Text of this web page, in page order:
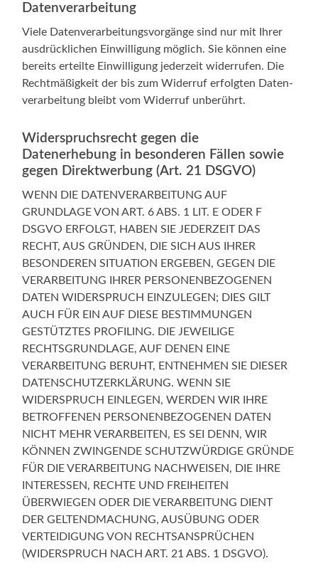
Datenverarbeitung
Vie­le Daten­ver­ar­bei­tungs­vor­gän­ge sind nur mit Ihrer
aus­drück­li­chen Ein­wil­li­gung mög­lich. Sie kön­nen eine
bereits erteil­te Ein­wil­li­gung jeder­zeit wider­ru­fen. Die
Recht­mä­ßig­keit der bis zum Wider­ruf erfolg­ten Daten­
ver­ar­bei­tung bleibt vom Wider­ruf unberührt.
Widerspruchsrecht gegen die
Datenerhebung in besonderen Fällen sowie
gegen Direktwerbung (Art. 21 DSGVO)
WENN DIE DATENVERARBEITUNG AUF
GRUNDLAGE VON ART. 6 ABS. 1 LIT. E ODER F
DSGVO ERFOLGT, HABEN SIE JEDERZEIT DAS
RECHT, AUS GRÜNDEN, DIE SICH AUS IHRER
BESONDEREN SITUATION ERGEBEN, GEGEN DIE
VERARBEITUNG IHRER PERSONENBEZOGENEN
DATEN WIDERSPRUCH EINZULEGEN; DIES GILT
AUCH FÜR EIN AUF DIESE BESTIMMUNGEN
GESTÜTZTES PROFILING. DIE JEWEILIGE
RECHTSGRUNDLAGE, AUF DENEN EINE
VERARBEITUNG BERUHT, ENTNEHMEN SIE DIESER
DATENSCHUTZERKLÄRUNG. WENN SIE
WIDERSPRUCH EINLEGEN, WERDEN WIR IHRE
BETROFFENEN PERSONENBEZOGENEN DATEN
NICHT MEHR VERARBEITEN, ES SEI DENN, WIR
KÖNNEN ZWINGENDE SCHUTZWÜRDIGE GRÜNDE
FÜR DIE VERARBEITUNG NACHWEISEN, DIE IHRE
INTERESSEN, RECHTE UND FREIHEITEN
ÜBERWIEGEN ODER DIE VERARBEITUNG DIENT
DER GELTENDMACHUNG, AUSÜBUNG ODER
VERTEIDIGUNG VON RECHTSANSPRÜCHEN
(WIDERSPRUCH NACH ART. 21 ABS. 1 DSGVO).